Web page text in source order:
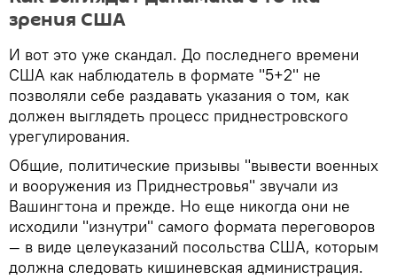
зрения США
И вот это уже скандал. До последнего времени
США как наблюдатель в формате "5+2" не
позволяли себе раздавать указания о том, как
должен выглядеть процесс приднестровского
урегулирования.
Общие, политические призывы "вывести военных
и вооружения из Приднестровья" звучали из
Вашингтона и прежде. Но еще никогда они не
исходили "изнутри" самого формата переговоров
— в виде целеуказаний посольства США, которым
должна следовать кишиневская администрация.